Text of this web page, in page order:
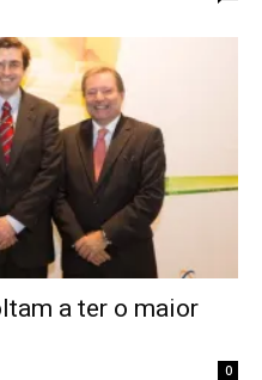
a ter o maior
0